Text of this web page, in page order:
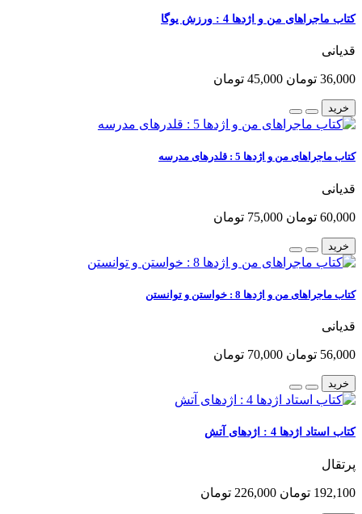
کتاب ماجراهای من و اژدها 4 : ورزش یوگا
قدیانی
36,000 تومان 45,000 تومان
خرید
کتاب ماجراهای من و اژدها 5 : قلدرهای مدرسه
قدیانی
60,000 تومان 75,000 تومان
خرید
کتاب ماجراهای من و اژدها 8 : خواستن و توانستن
قدیانی
56,000 تومان 70,000 تومان
خرید
کتاب استاد اژدها 4 : اژدهای آتش
پرتقال
192,100 تومان 226,000 تومان